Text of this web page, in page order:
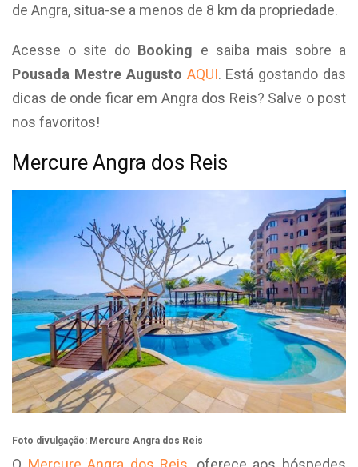
de Angra, situa-se a menos de 8 km da propriedade.
Acesse o site do Booking e saiba mais sobre a
Pousada Mestre Augusto AQUI. Está gostando das
dicas de onde ficar em Angra dos Reis? Salve o post
nos favoritos!
Mercure Angra dos Reis
Foto divulgação: Mercure Angra dos Reis